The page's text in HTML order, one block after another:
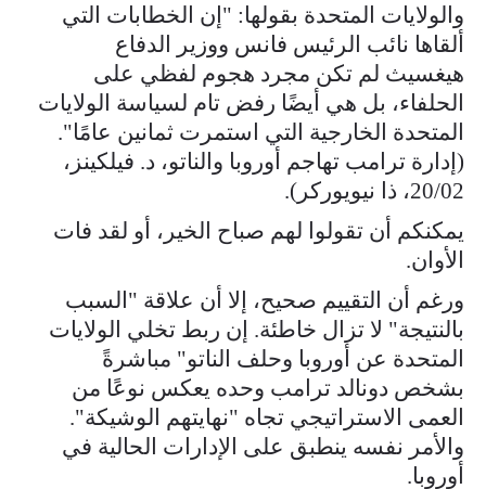
والولايات المتحدة بقولها: "إن الخطابات التي
ألقاها نائب الرئيس فانس ووزير الدفاع
هيغسيث لم تكن مجرد هجوم لفظي على
الحلفاء، بل هي أيضًا رفض تام لسياسة الولايات
المتحدة الخارجية التي استمرت ثمانين عامًا".
(إدارة ترامب تهاجم أوروبا والناتو، د. فيلكينز،
20/02، ذا نيويوركر).
يمكنكم أن تقولوا لهم صباح الخير، أو لقد فات
الأوان.
ورغم أن التقييم صحيح، إلا أن علاقة "السبب
بالنتيجة" لا تزال خاطئة. إن ربط تخلي الولايات
المتحدة عن أوروبا وحلف الناتو" مباشرةً
بشخص دونالد ترامب وحده يعكس نوعًا من
العمى الاستراتيجي تجاه "نهايتهم الوشيكة".
والأمر نفسه ينطبق على الإدارات الحالية في
أوروبا.